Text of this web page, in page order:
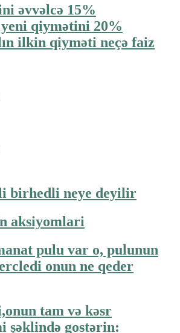
əvvəlcə 15%
yeni qiymətini 20%
ilkin qiyməti neçə faiz
birhedli neye deyilir
aksiyomlari
pulu var o, pulunun
onun ne qeder
tam və kəsr
şəklində gostərin: